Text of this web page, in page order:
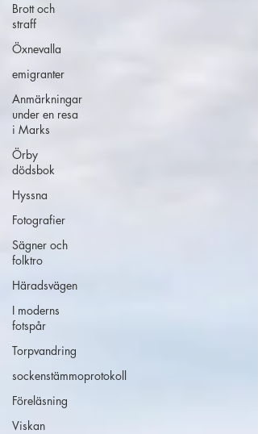
Brott och
straff
Öxnevalla
emigranter
Anmärkningar
under en resa
i Marks
Örby
dödsbok
Hyssna
Fotografier
Sägner och
folktro
Häradsvägen
I moderns
fotspår
Torpvandring
sockenstämmoprotokoll
Föreläsning
Viskan